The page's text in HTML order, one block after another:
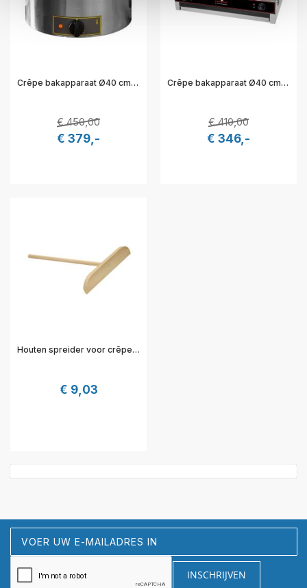
Crêpe bakapparaat Ø40 cm emaille - 19 cm hoog - Roller Grill 304025
€ 450,00
€ 379,-
Crêpe bakapparaat Ø40 cm elektr. gietijzer - 86,2x51x24 cm - CaterChef 688084
€ 410,00
€ 346,-
Houten spreider voor crêpemakers - 32,2x28,2x4,4 cm - Hendi
€ 9,03
op
INSCHRIJVEN